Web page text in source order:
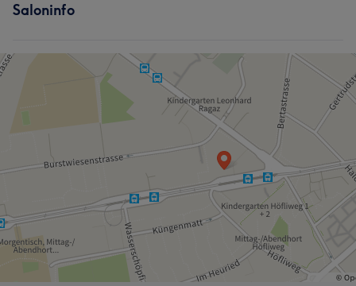
Professionell
Saloninfo